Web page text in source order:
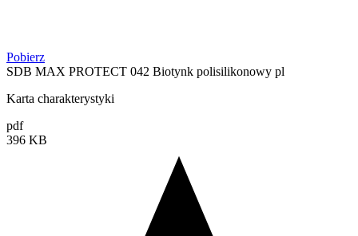
Pobierz
SDB MAX PROTECT 042 Biotynk polisilikonowy pl
Karta charakterystyki
pdf
396 KB